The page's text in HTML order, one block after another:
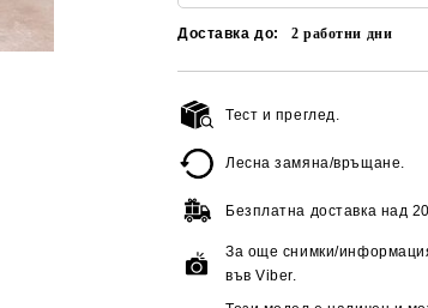
Доставка до: 2работни дни
Тест и преглед.
Лесна замяна/връщане.
Безплатна доставка над
За още снимки/
във Viber.